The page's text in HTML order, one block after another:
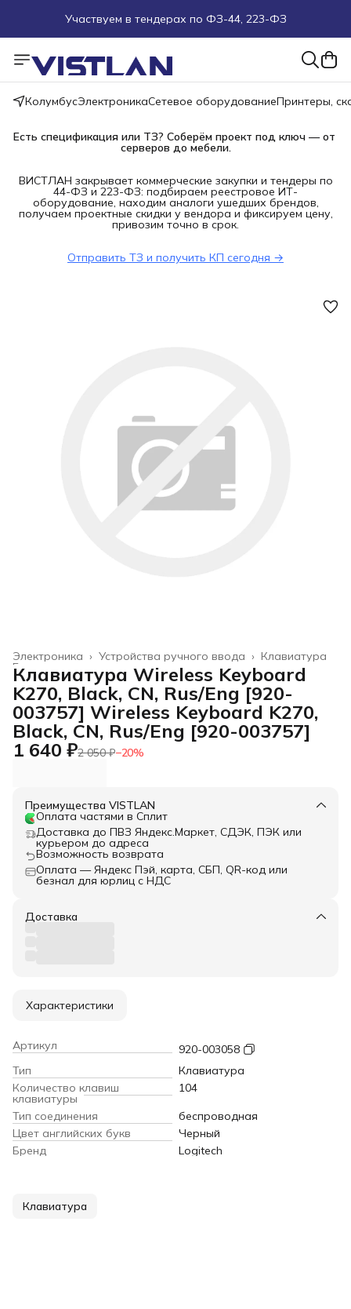
Участвуем в тендерах по ФЗ-44, 223-ФЗ
Поможем подобрать оборудование под ТЗ
Пришлите запрос на e-mail или в чат
КолумбусЭлектроникаСетевое оборудованиеПринтеры,
Есть спецификация или ТЗ? Соберём проект под ключ — от
серверов до мебели.
ВИСТЛАН закрывает коммерческие закупки и тендеры по
44-ФЗ и 223-ФЗ: подбираем реестровое ИТ-
оборудование, находим аналоги ушедших брендов,
получаем проектные скидки у вендора и фиксируем цену,
привозим точно в срок.
Отправить ТЗ и получить КП сегодня →
Клавиатура
Устройства ручного ввода ›
Электроника ›
Главная
Клавиатура Wireless Keyboard
K270, Black, CN, Rus/Eng [920-
003757] Wireless Keyboard K270,
Black, CN, Rus/Eng [920-003757]
1 640 ₽2 050 ₽−20%
Преимущества VISTLAN
Оплата частями в Сплит
Доставка до ПВЗ Яндекс.Маркет, СДЭК, ПЭК или
курьером до адреса
Возможность возврата
Оплата — Яндекс Пэй, карта, СБП, QR-код или
безнал для юрлиц с НДС
Доставка
Характеристики
Артикул
920-003058
Тип
Клавиатура
Количество клавиш
клавиатуры
104
Тип соединения
беспроводная
Цвет английских букв
Черный
Бренд
Logitech
Клавиатура